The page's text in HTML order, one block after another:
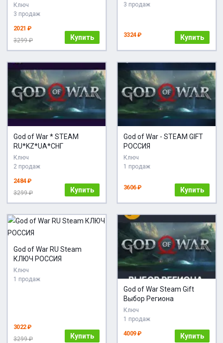
Ключ
3 продаж
2021 ₽
3299 ₽
Купить
3 продаж
3324 ₽ Купить
God of War * STEAM
RU*KZ*UA*СНГ
Ключ
2 продаж
2484 ₽
3299 ₽
Купить
God of War - STEAM GIFT
РОССИЯ
Ключ
1 продаж
3606 ₽ Купить
God of War RU Steam
КЛЮЧ РОССИЯ
Ключ
1 продаж
3022 ₽
3299 ₽
Купить
God of War Steam Gift
Выбор Региона
Ключ
1 продаж
4009 ₽ Купить